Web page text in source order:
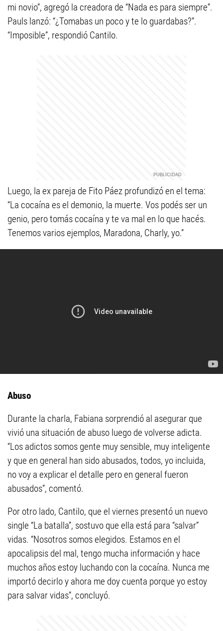
mi novio”, agregó la creadora de “Nada es para siempre”.
Pauls lanzó: “¿Tomabas un poco y te lo guardabas?”.
“Imposible”, respondió Cantilo.
Luego, la ex pareja de Fito Páez profundizó en el tema:
“La cocaína es el demonio, la muerte. Vos podés ser un
genio, pero tomás cocaína y te va mal en lo que hacés.
Tenemos varios ejemplos, Maradona, Charly, yo.”
Abuso
Durante la charla, Fabiana sorprendió al asegurar que
vivió una situación de abuso luego de volverse adicta.
“Los adictos somos gente muy sensible, muy inteligente
y que en general han sido abusados, todos, yo incluida,
no voy a explicar el detalle pero en general fueron
abusados”, comentó.
Por otro lado, Cantilo, que el viernes presentó un nuevo
single “La batalla”, sostuvo que ella está para “salvar”
vidas. “Nosotros somos elegidos. Estamos en el
apocalipsis del mal, tengo mucha información y hace
muchos años estoy luchando con la cocaína. Nunca me
importó decirlo y ahora me doy cuenta porque yo estoy
para salvar vidas”, concluyó.